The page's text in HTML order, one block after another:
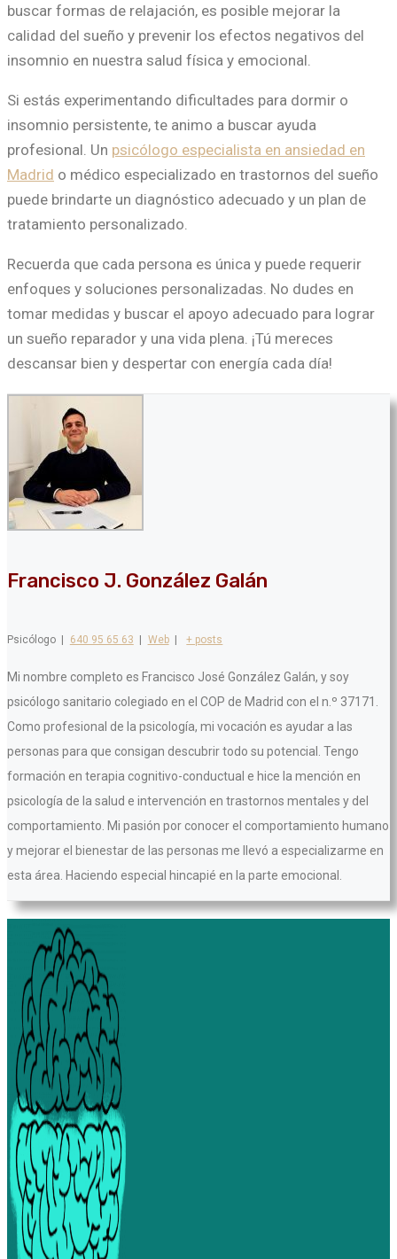
buscar formas de relajación, es posible mejorar la
calidad del sueño y prevenir los efectos negativos del
insomnio en nuestra salud física y emocional.
Si estás experimentando dificultades para dormir o
insomnio persistente, te animo a buscar ayuda
profesional. Un psicólogo especialista en ansiedad en
Madrid o médico especializado en trastornos del sueño
puede brindarte un diagnóstico adecuado y un plan de
tratamiento personalizado.
Recuerda que cada persona es única y puede requerir
enfoques y soluciones personalizadas. No dudes en
tomar medidas y buscar el apoyo adecuado para lograr
un sueño reparador y una vida plena. ¡Tú mereces
descansar bien y despertar con energía cada día!
Francisco J. González Galán
Psicólogo 640 95 65 63 Web + posts
Mi nombre completo es Francisco José González Galán, y soy
psicólogo sanitario colegiado en el COP de Madrid con el n.º 37171.
Como profesional de la psicología, mi vocación es ayudar a las
personas para que consigan descubrir todo su potencial. Tengo
formación en terapia cognitivo-conductual e hice la mención en
psicología de la salud e intervención en trastornos mentales y del
comportamiento. Mi pasión por conocer el comportamiento humano
y mejorar el bienestar de las personas me llevó a especializarme en
esta área. Haciendo especial hincapié en la parte emocional.